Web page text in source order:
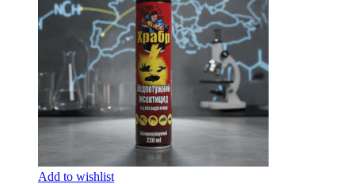
Add to wishlist